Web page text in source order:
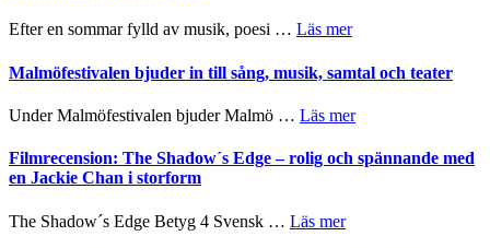
vidsträckta
mycket
Efter en sommar fylld av musik, poesi … Läs merom
Endre,
Hannes
och
Pöntinen
Malmöfestivalen bjuder in till sång, musik, samtal och teater
Under Malmöfestivalen bjuder Malmö … Läs merom
bjuder
in
Filmrecension: The Shadow´s Edge – rolig och spännande med
en Jackie Chan i storform
The Shadow´s Edge Betyg 4 Svensk … Läs merom